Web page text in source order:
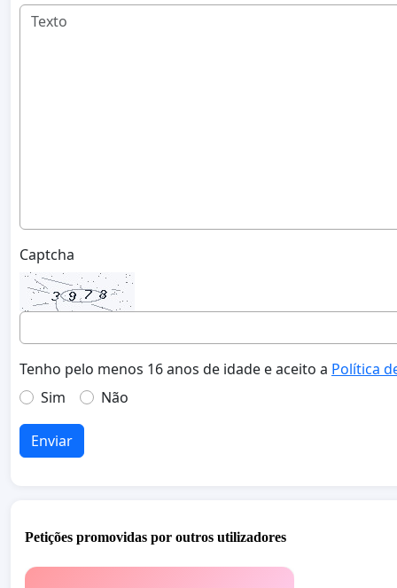
Captcha
Tenho pelo menos 16 anos de idade e aceito a Política
Sim
Não
Enviar
Petições promovidas por outros utilizadores